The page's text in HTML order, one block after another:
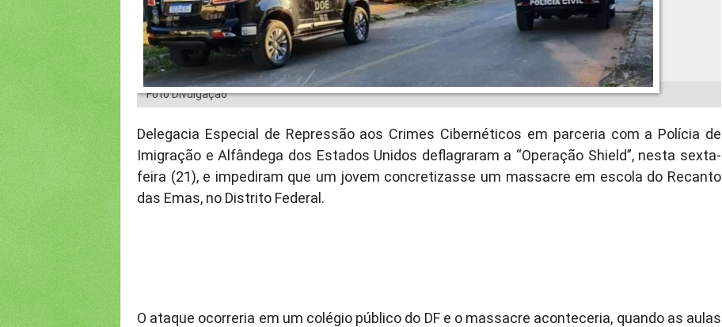
Foto Divulgação
Delegacia Especial de Repressão aos Crimes Cibernéticos em parceria com a Polícia de
Imigração e Alfândega dos Estados Unidos deflagraram a “Operação Shield”, nesta sexta-
feira (21), e impediram que um jovem concretizasse um massacre em escola do Recanto
das Emas, no Distrito Federal.
O ataque ocorreria em um colégio público do DF e o massacre aconteceria, quando as aulas